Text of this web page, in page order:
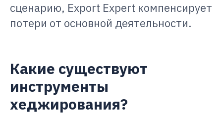
сценарию, Export Expert компенсирует
потери от основной деятельности.
Какие существуют
инструменты
хеджирования?